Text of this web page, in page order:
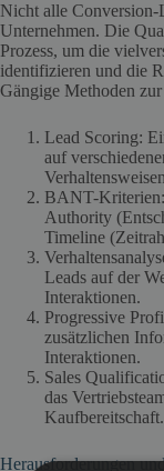
Nicht alle
Unternehmen. Die
Prozess, um die
identifizieren und die
Gängige Methoden
Lead Scoring:
auf
BANT-
Authority
Timeline
Leads auf der
Interaktionen.
Progressive
zusätzlichen
Interaktionen.
Sales
das
Kaufbereitschaft.
Herausforderungen